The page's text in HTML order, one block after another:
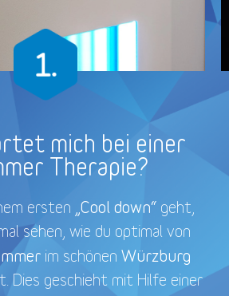
mich bei einer
Therapie?
ersten „Cool down“geht,
sehen, wie du optimal von
im schönenWürzburg
Dies geschieht mit Hilfe einer